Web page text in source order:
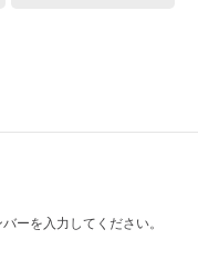
休
ーを入力してください。